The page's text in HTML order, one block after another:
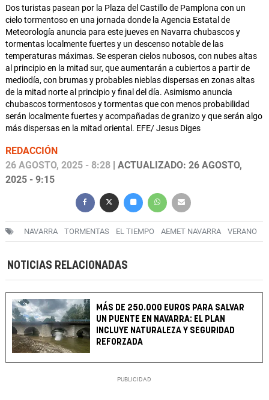
Dos turistas pasean por la Plaza del Castillo de Pamplona con un
cielo tormentoso en una jornada donde la Agencia Estatal de
Meteorología anuncia para este jueves en Navarra chubascos y
tormentas localmente fuertes y un descenso notable de las
temperaturas máximas. Se esperan cielos nubosos, con nubes altas
al principio en la mitad sur, que aumentarán a cubiertos a partir de
mediodía, con brumas y probables nieblas dispersas en zonas altas
de la mitad norte al principio y final del día. Asimismo anuncia
chubascos tormentosos y tormentas que con menos probabilidad
serán localmente fuertes y acompañadas de granizo y que serán algo
más dispersas en la mitad oriental. EFE/ Jesus Diges
REDACCIÓN
26 AGOSTO, 2025 - 8:28 | ACTUALIZADO: 26 AGOSTO,
2025 - 9:15
NAVARRA TORMENTAS EL TIEMPO AEMET NAVARRA VERANO
NOTICIAS RELACIONADAS
MÁS DE 250.000 EUROS PARA SALVAR
UN PUENTE EN NAVARRA: EL PLAN
INCLUYE NATURALEZA Y SEGURIDAD
REFORZADA